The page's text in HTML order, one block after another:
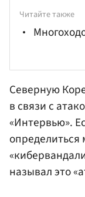
Читайте также
Северную
в связи с
«Интервью».
определиться
называл это